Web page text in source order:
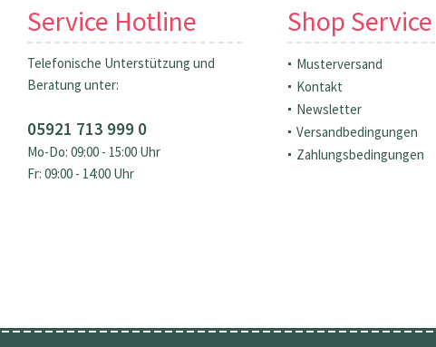
Service Hotline
Telefonische Unterstützung und
Beratung unter:
05921 713 999 0
Mo-Do: 09:00 - 15:00 Uhr
Fr: 09:00 - 14:00 Uhr
Shop Service
Musterversand
Kontakt
Newsletter
Versandbedingungen
Zahlungsbedingungen